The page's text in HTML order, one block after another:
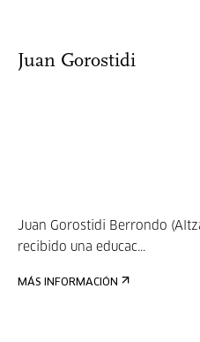
Juan Gorostidi
Juan Gorostidi Berrondo
recibido una educac...
MÁS INFORMACIÓN